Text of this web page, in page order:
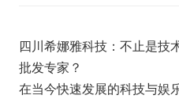
四川希娜雅科技：不止是技
批发专家？
在当今快速发展的科技与娱